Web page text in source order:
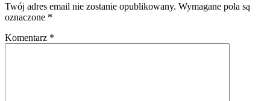
Twój adres email nie zostanie opublikowany. Wymagane pola są
oznaczone *
Komentarz *